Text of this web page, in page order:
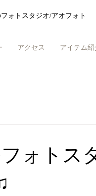
ォトスタジオ/アオフォト
アクセス アイテム紹
ォトス